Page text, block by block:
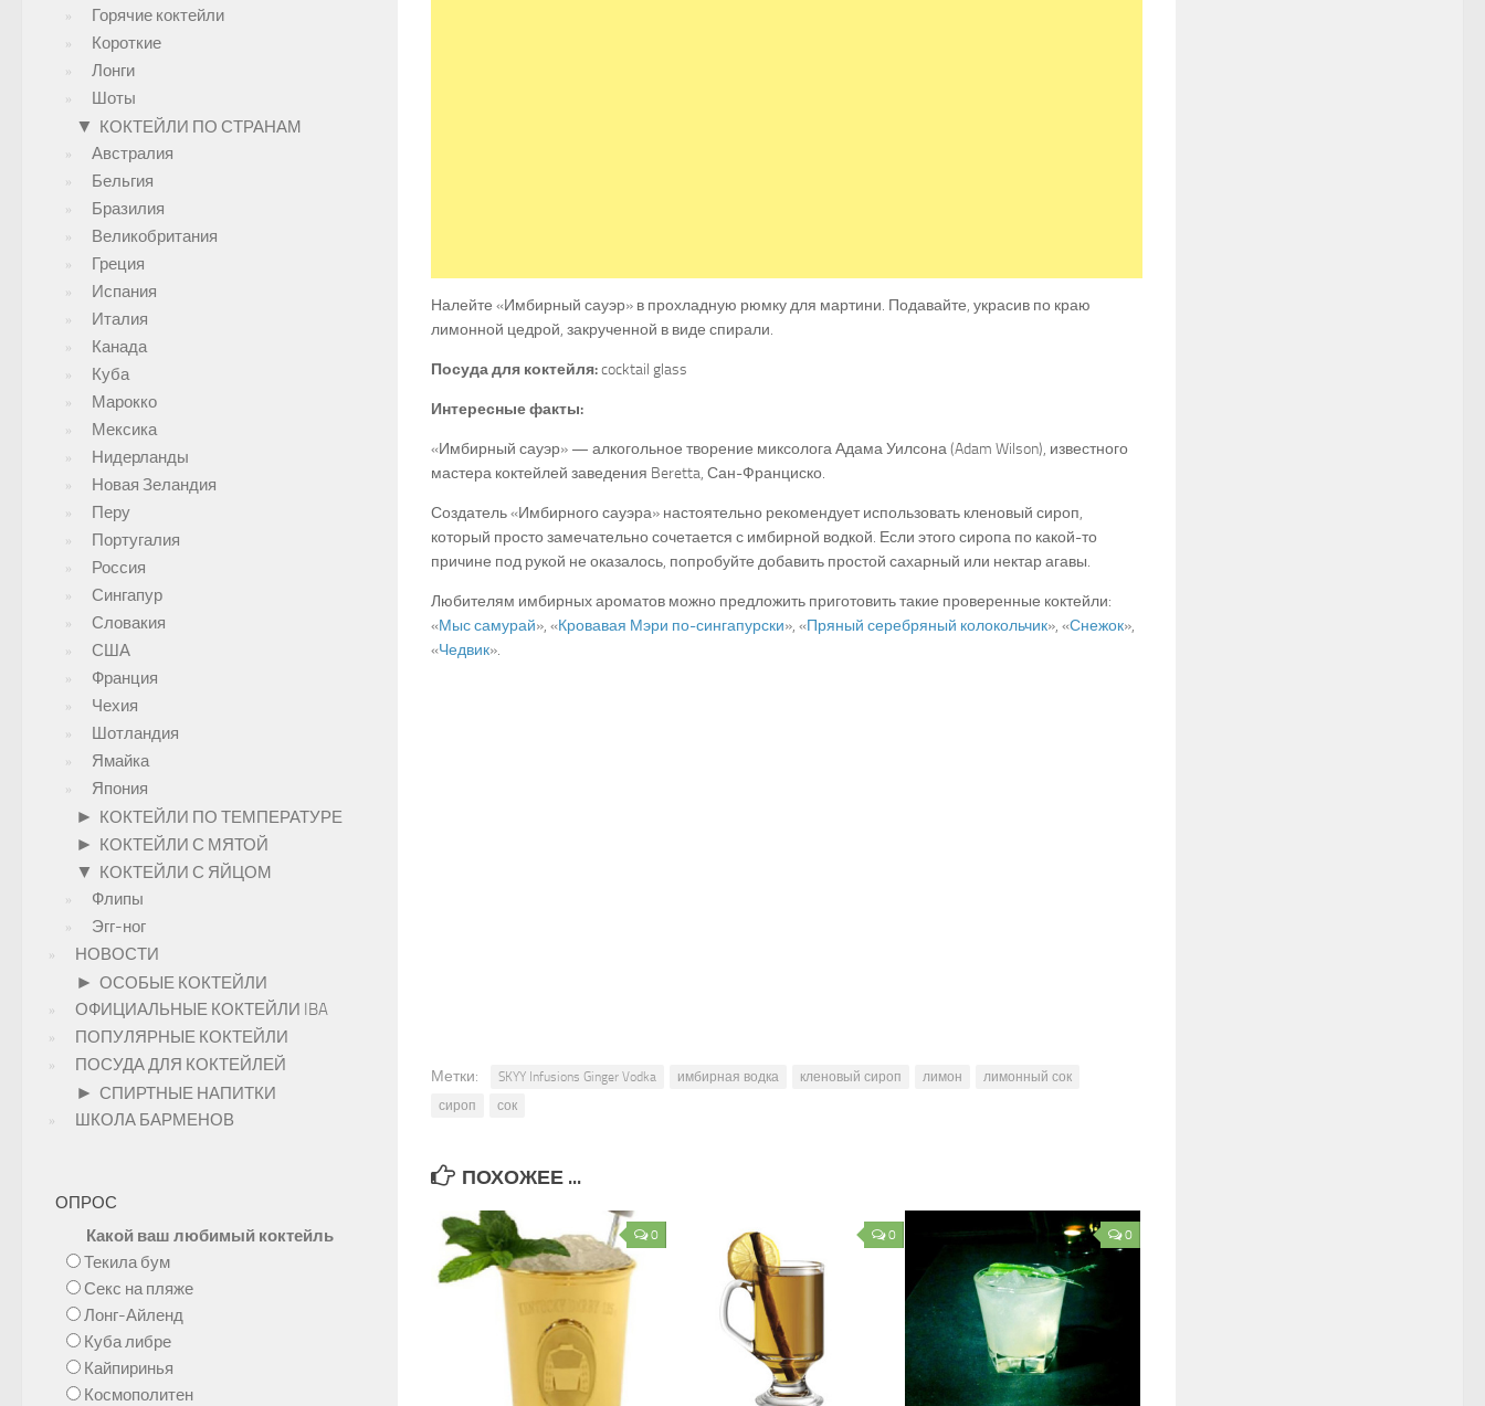
Налейте «Имбирный сауэр» в прохладную рюмку для мартини. Подавайте, украсив по краю
лимонной цедрой, закрученной в виде спирали.
Посуда для коктейля:cocktail glass
Интересные факты:
«Имбирный сауэр» — алкогольное творение миксолога Адама Уилсона (Adam Wilson), известного
мастера коктейлей заведения Beretta, Сан-Франциско.
Создатель «Имбирного сауэра» настоятельно рекомендует использовать кленовый сироп,
который просто замечательно сочетается с имбирной водкой. Если этого сиропа по какой-то
причине под рукой не оказалось, попробуйте добавить простой сахарный или нектар агавы.
Любителям имбирных ароматов можно предложить приготовить такие проверенные коктейли:
«Мыс самурай», «Кровавая Мэри по-сингапурски», «Пряный серебряный колокольчик», «Снежок»,
«Чедвик».
Метки: SKYY Infusions Ginger Vodka имбирная водка кленовый сироп лимон
лимонный сок
сироп
сок
ПОХОЖЕЕ ...
0 0 0
Горячие коктейли
Короткие
Лонги
Шоты
▼ КОКТЕЙЛИ ПО СТРАНАМ
Австралия
Бельгия
Бразилия
Великобритания
Греция
Испания
Италия
Канада
Куба
Марокко
Мексика
Нидерланды
Новая Зеландия
Перу
Португалия
Россия
Сингапур
Словакия
США
Франция
Чехия
Шотландия
Ямайка
Япония
► КОКТЕЙЛИ ПО ТЕМПЕРАТУРЕ
► КОКТЕЙЛИ С МЯТОЙ
▼ КОКТЕЙЛИ С ЯЙЦОМ
Флипы
Эгг-ног
НОВОСТИ
► ОСОБЫЕ КОКТЕЙЛИ
ОФИЦИАЛЬНЫЕ КОКТЕЙЛИ IBA
ПОПУЛЯРНЫЕ КОКТЕЙЛИ
ПОСУДА ДЛЯ КОКТЕЙЛЕЙ
► СПИРТНЫЕ НАПИТКИ
ШКОЛА БАРМЕНОВ
ОПРОС
Какой ваш любимый коктейль
Текила бум
Секс на пляже
Лонг-Айленд
Куба либре
Кайпиринья
Космополитен